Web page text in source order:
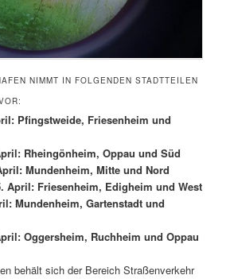
NIMMT IN FOLGENDEN STADTTEILEN
Pfingstweide, Friesenheim und
Rheingönheim, Oppau und Süd
Mundenheim, Mitte und Nord
April: Friesenheim, Edigheim und West
Mundenheim, Gartenstadt und
Oggersheim, Ruchheim und Oppau
behält sich der Bereich Straßenverkehr